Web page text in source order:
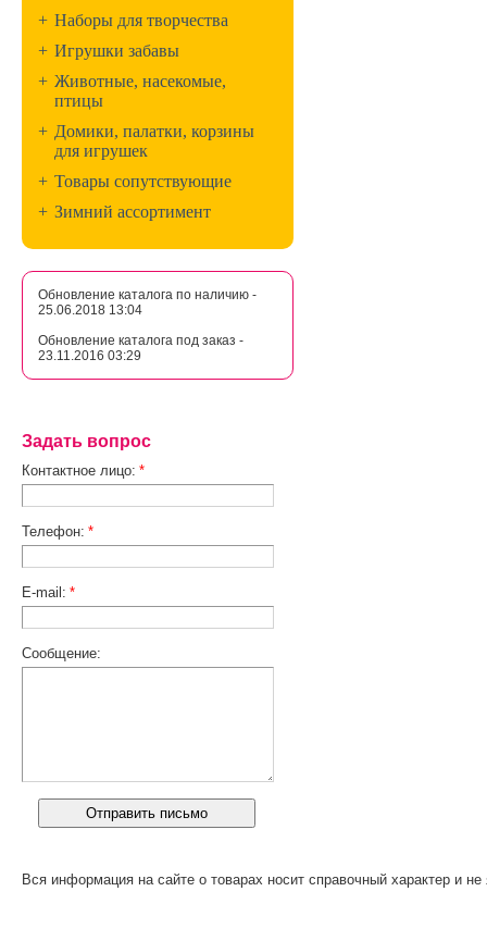
+ Наборы для творчества
+ Игрушки забавы
+ Животные, насекомые,
птицы
+ Домики, палатки, корзины
для игрушек
+ Товары сопутствующие
+ Зимний ассортимент
Обновление каталога по наличию -
25.06.2018 13:04
Обновление каталога под заказ -
23.11.2016 03:29
Задать вопрос
Контактное лицо: *
Телефон: *
E-mail: *
Сообщение:
Вся информация на сайте о товарах носит справочный характер и